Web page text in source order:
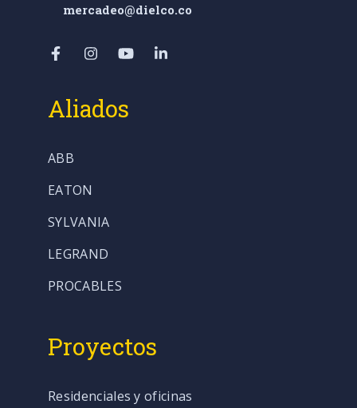
mercadeo@dielco.co
Aliados
ABB
EATON
SYLVANIA
LEGRAND
PROCABLES
Proyectos
Residenciales y oficinas